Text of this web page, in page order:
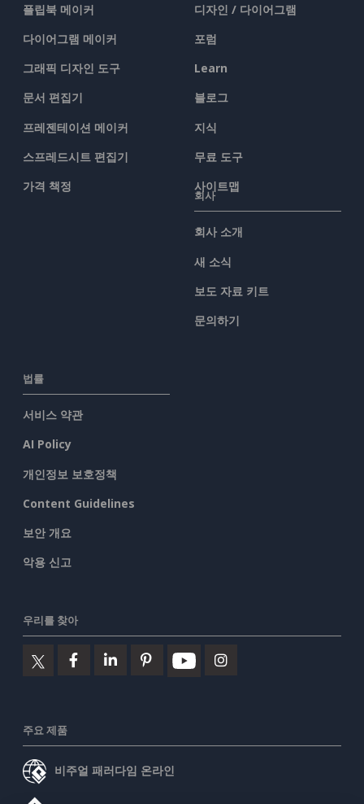
플립북 메이커
다이어그램 메이커
그래픽 디자인 도구
문서 편집기
프레젠테이션 메이커
스프레드시트 편집기
가격 책정
디자인 / 다이어그램
포럼
Learn
블로그
지식
무료 도구
사이트맵
회사
회사 소개
새 소식
보도 자료 키트
문의하기
법률
서비스 약관
AI Policy
개인정보 보호정책
Content Guidelines
보안 개요
악용 신고
우리를 찾아
주요 제품
비주얼 패러다임 온라인